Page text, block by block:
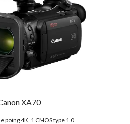
XA70
poing 4K, 1 CMOS type 1.0